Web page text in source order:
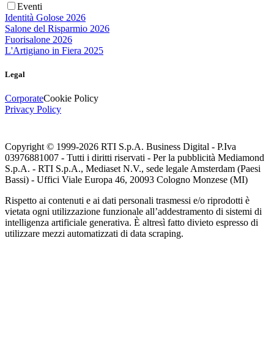
Eventi
Identità Golose 2026
Salone del Risparmio 2026
Fuorisalone 2026
L'Artigiano in Fiera 2025
Legal
CorporateCookie Policy
Privacy Policy
Copyright © 1999-2026 RTI S.p.A. Business Digital - P.Iva
03976881007 - Tutti i diritti riservati - Per la pubblicità Mediamond
S.p.A. - RTI S.p.A., Mediaset N.V., sede legale Amsterdam (Paesi
Bassi) - Uffici Viale Europa 46, 20093 Cologno Monzese (MI)
Rispetto ai contenuti e ai dati personali trasmessi e/o riprodotti è
vietata ogni utilizzazione funzionale all’addestramento di sistemi di
intelligenza artificiale generativa. È altresì fatto divieto espresso di
utilizzare mezzi automatizzati di data scraping.